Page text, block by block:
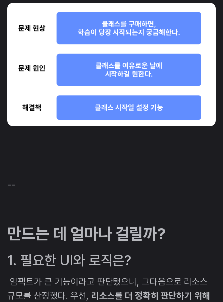
--
만드는 데 얼마나 걸릴까?
1. 필요한 UI와 로직은?
임팩트가 큰 기능이라고 판단됐으니, 그다음으로 리소스
규모를 산정했다. 우선, 리소스를 더 정확히 판단하기 위해